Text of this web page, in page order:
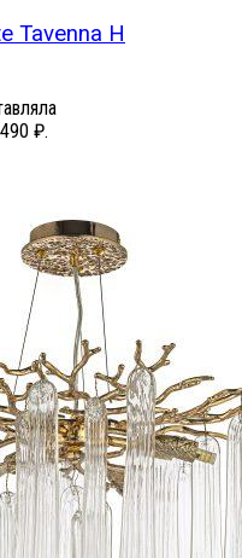
Tavenna H
₽.